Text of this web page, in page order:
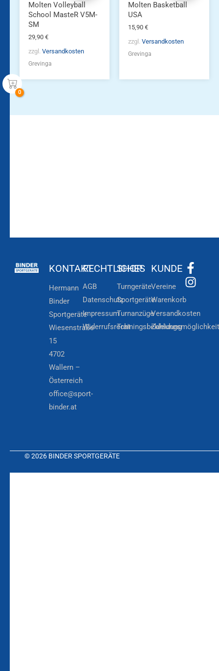
Molten Volleyball
School MasteR V5M-
SM
29,90 €
zzgl. Versandkosten
Grevinga
Molten Basketball
USA
15,90 €
zzgl. Versandkosten
Grevinga
KONTAKT
Hermann
Binder
Sportgeräte
Wiesenstraße
15
4702
Wallern –
Österreich
office@sport-
binder.at
RECHTLICHES
AGB
Datenschutz
Impressum
Widerrufsrecht
SHOP
Turngeräte
Sportgeräte
Turnanzüge
Trainingsbekleidung
KUNDE
Vereine
Warenkorb
Versandkosten
© 2026 BINDER SPORTGERÄTE